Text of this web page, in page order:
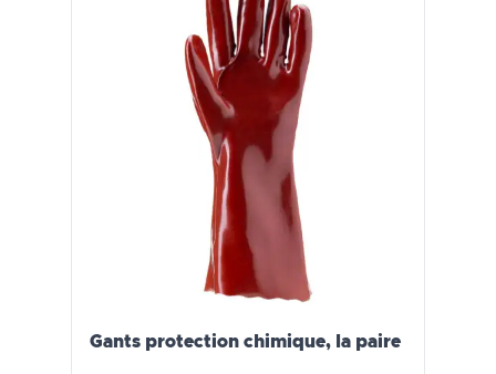
Gants protection chimique, la paire